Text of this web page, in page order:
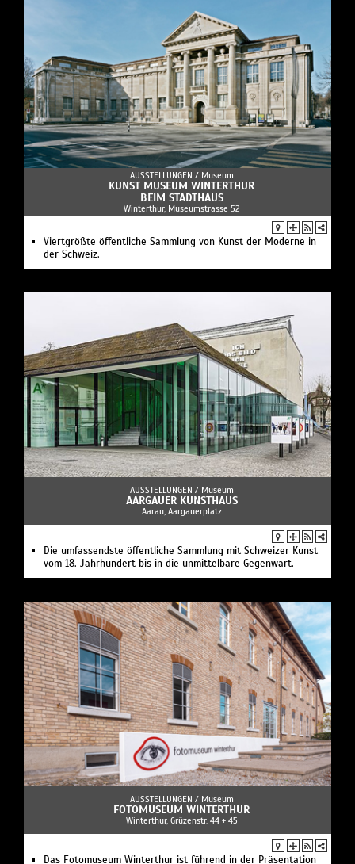
AUSSTELLUNGEN / Museum
KUNST MUSEUM WINTERTHUR
BEIM STADTHAUS
Winterthur, Museumstrasse 52
Viertgrößte öffentliche Sammlung von Kunst der Moderne in
der Schweiz.
AUSSTELLUNGEN / Museum
AARGAUER KUNSTHAUS
Aarau, Aargauerplatz
Die umfassendste öffentliche Sammlung mit Schweizer Kunst
vom 18. Jahrhundert bis in die unmittelbare Gegenwart.
AUSSTELLUNGEN / Museum
FOTOMUSEUM WINTERTHUR
Winterthur, Grüzenstr. 44 + 45
Das Fotomuseum Winterthur ist führend in der Präsentation